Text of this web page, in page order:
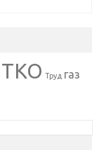
ТКО Труд газ